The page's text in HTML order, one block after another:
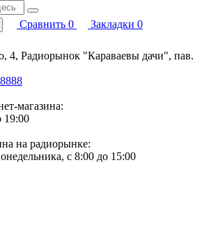
Сравнить 0 Закладки 0
4, Радиорынок "Караваевы дачи", пав.
магазина:
19:00
на радиорынке:
с 8:00 до 15:00